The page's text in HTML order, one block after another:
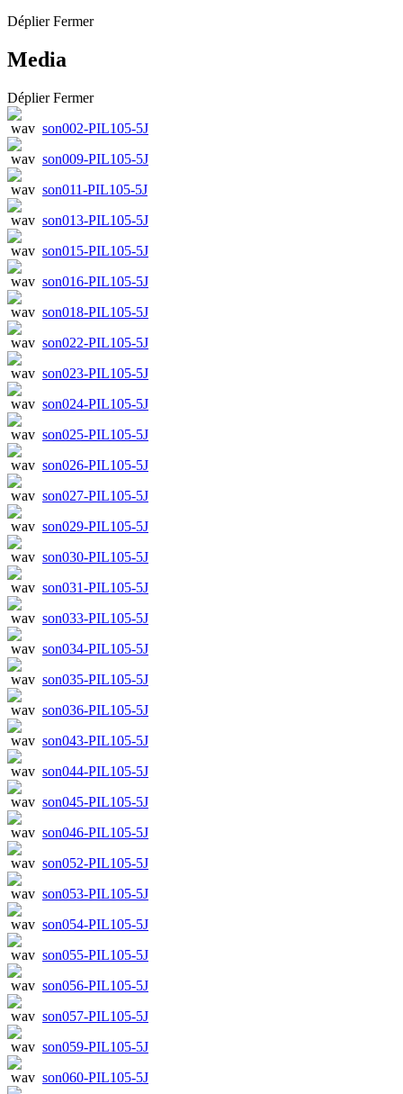
Déplier Fermer
Media
Déplier Fermer
son002-PIL105-5J
son009-PIL105-5J
son011-PIL105-5J
son013-PIL105-5J
son015-PIL105-5J
son016-PIL105-5J
son018-PIL105-5J
son022-PIL105-5J
son023-PIL105-5J
son024-PIL105-5J
son025-PIL105-5J
son026-PIL105-5J
son027-PIL105-5J
son029-PIL105-5J
son030-PIL105-5J
son031-PIL105-5J
son033-PIL105-5J
son034-PIL105-5J
son035-PIL105-5J
son036-PIL105-5J
son043-PIL105-5J
son044-PIL105-5J
son045-PIL105-5J
son046-PIL105-5J
son052-PIL105-5J
son053-PIL105-5J
son054-PIL105-5J
son055-PIL105-5J
son056-PIL105-5J
son057-PIL105-5J
son059-PIL105-5J
son060-PIL105-5J